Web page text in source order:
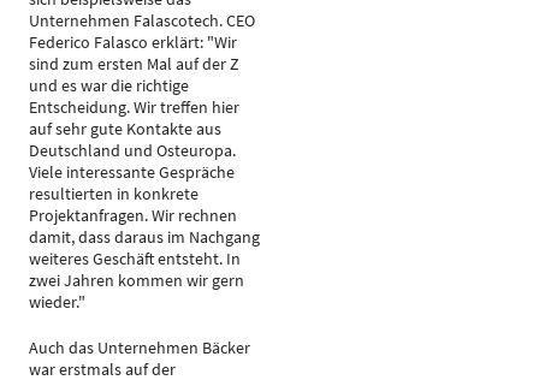
Unternehmen Falascotech. CEO
Federico Falasco erklärt: "Wir
sind zum ersten Mal auf der Z
und es war die richtige
Entscheidung. Wir treffen hier
auf sehr gute Kontakte aus
Deutschland und Osteuropa.
Viele interessante Gespräche
resultierten in konkrete
Projektanfragen. Wir rechnen
damit, dass daraus im Nachgang
weiteres Geschäft entsteht. In
zwei Jahren kommen wir gern
wieder."
Auch das Unternehmen Bäcker
war erstmals auf der